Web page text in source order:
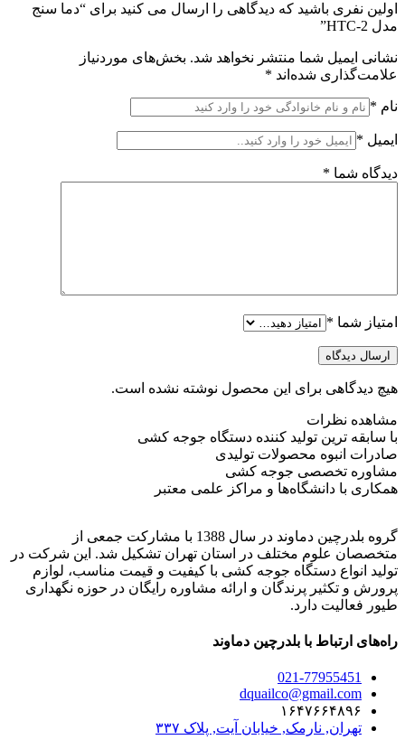
اولین نفری باشید که دیدگاهی را ارسال می کنید برای “دما سنج
مدل HTC-2”
نشانی ایمیل شما منتشر نخواهد شد. بخش‌های موردنیاز
علامت‌گذاری شده‌اند *
نام *
ایمیل *
دیدگاه شما *
امتیاز شما *
ارسال دیدگاه
هیچ دیدگاهی برای این محصول نوشته نشده است.
مشاهده نظرات
با سابقه ترین تولید کننده دستگاه جوجه کشی
صادرات انبوه محصولات تولیدی
مشاوره تخصصی جوجه کشی
همکاری با دانشگاه‌ها و مراکز علمی معتبر
گروه بلدرچین دماوند در سال 1388 با مشارکت جمعی از
متخصصان علوم مختلف در استان تهران تشکیل شد. این شرکت در
تولید انواع دستگاه جوجه کشی با کیفیت و قیمت مناسب، لوازم
پرورش و تکثیر پرندگان و ارائه مشاوره رایگان در حوزه نگهداری
طیور فعالیت دارد.
راه‌های ارتباط با بلدرچین دماوند
021-77955451
dquailco@gmail.com
۱۶۴۷۶۶۴۸۹۶
تهران, نارمک, خیابان آیت, پلاک ۳۳۷